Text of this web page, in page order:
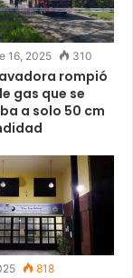
16, 2025 310
rompió
gas que se
a solo 50 cm
818